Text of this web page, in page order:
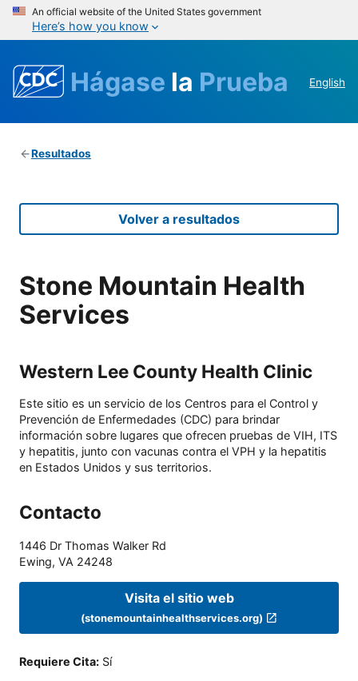
An official website of the United States government
Here’s how you know
Hágase la Prueba English
Resultados
Volver a resultados
Stone Mountain Health
Services
Western Lee County Health Clinic
Este sitio es un servicio de los Centros para el Control y
Prevención de Enfermedades (CDC) para brindar
información sobre lugares que ofrecen pruebas de VIH, ITS
y hepatitis, junto con vacunas contra el VPH y la hepatitis
en Estados Unidos y sus territorios.
Contacto
1446 Dr Thomas Walker Rd
Ewing, VA 24248
Visita el sitio web
(stonemountainhealthservices.org)
Requiere Cita: Sí